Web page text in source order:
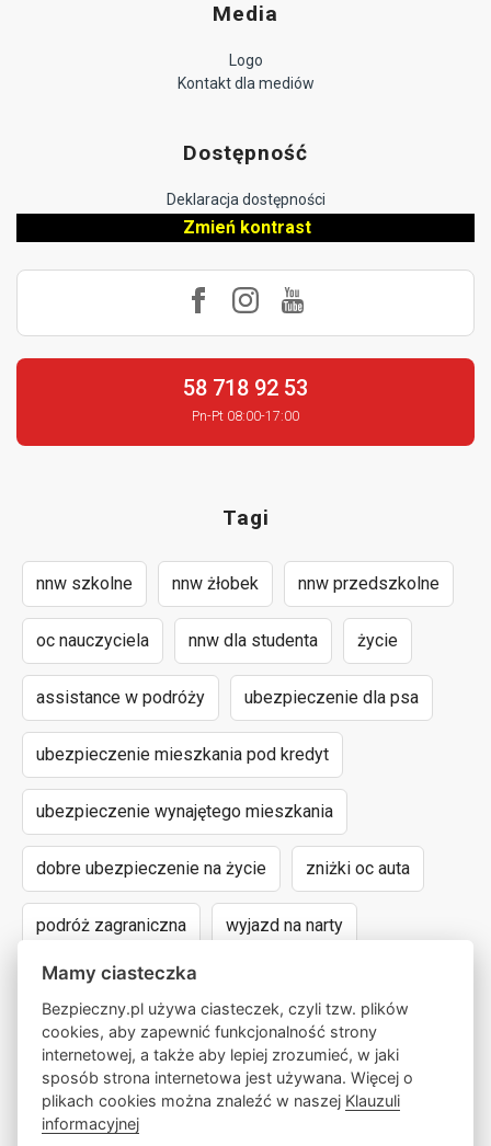
Media
Logo
Kontakt dla mediów
Dostępność
Deklaracja dostępności
Zmień kontrast
58 718 92 53
Pn-Pt 08:00-17:00
Tagi
nnw szkolne nnw żłobek nnw przedszkolne
oc nauczyciela nnw dla studenta życie
assistance w podróży ubezpieczenie dla psa
ubezpieczenie mieszkania pod kredyt
ubezpieczenie wynajętego mieszkania
dobre ubezpieczenie na życie zniżki oc auta
podróż zagraniczna wyjazd na narty
assistance dla aut powyżej 15 lat
następstwa nieszczęśliwych wypadków
wyczynowe uprawianie sportów lokalny pośrednik
Mamy ciasteczka
Bezpieczny.pl używa ciasteczek, czyli tzw. plików
cookies, aby zapewnić funkcjonalność strony
internetowej, a także aby lepiej zrozumieć, w jaki
sposób strona internetowa jest używana. Więcej o
plikach cookies można znaleźć w naszej Klauzuli
informacyjnej